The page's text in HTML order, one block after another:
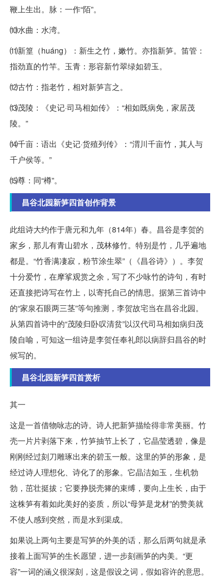
鞭上生出。脉：一作“陌”。
⑽水曲：水湾。
⑾新篁（huáng）：新生之竹，嫩竹。亦指新笋。笛管：
指劲直的竹竿。玉青：形容新竹翠绿如碧玉。
⑿古竹：指老竹，相对新笋言之。
⒀茂陵：《史记·司马相如传》：“相如既病免，家居茂
陵。”
⒁千亩：语出《史记·货殖列传》：“渭川千亩竹，其人与
千户侯等。”
⒂尊：同“樽”。
昌谷北园新笋四首创作背景
此组诗大约作于唐元和九年（814年）春。昌谷是李贺的
家乡，那儿有青山碧水，茂林修竹。特别是竹，几乎遍地
都是。“竹香满凄寂，粉节涂生翠”（《昌谷诗》）。李贺
十分爱竹，在摩挲观赏之余，写了不少咏竹的诗句，有时
还直接把诗写在竹上，以寄托自己的情思。据第三首诗中
的“家泉石眼两三茎”等句推测，李贺故宅当在昌谷北园。
从第四首诗中的“茂陵归卧叹清贫”以汉代司马相如病归茂
陵自喻，可知这一组诗是李贺任奉礼郎以病辞归昌谷的时
候写的。
昌谷北园新笋四首赏析
其一
这是一首借物咏志的诗。诗人把新笋描绘得非常美丽。竹
壳一片片剥落下来，竹笋抽节上长了，它晶莹透碧，像是
刚刚经过刻刀雕琢出来的碧玉一般。这里的笋的形象，是
经过诗人理想化、诗化了的形象。它晶洁如玉，生机勃
勃，茁壮挺拔；它要挣脱壳箨的束缚，要向上生长，由于
这株笋有着如此美好的姿质，所以“母笋是龙材”的赞美就
不使人感到突然，而是水到渠成。
如果说上两句主要是写笋的外美的话，那么后两句就是承
接着上面写笋的生长愿望，进一步刻画笋的内美。“更
容”一词的涵义很深刻，这是假设之词，假如容许的意思。